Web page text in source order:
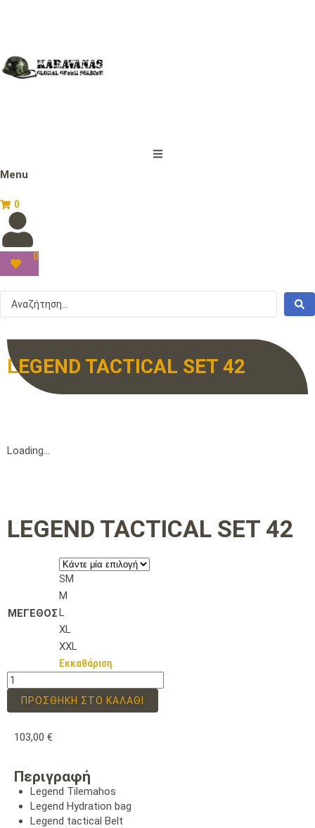
Menu
0
0
LEGEND TACTICAL SET 42
Loading...
LEGEND TACTICAL SET 42
ΜΕΓΕΘΟΣ
SM
M
L
XL
XXL
Εκκαθάριση
ΠΡΟΣΘΉΚΗ ΣΤΟ ΚΑΛΆΘΙ
103,00 €
Περιγραφή
Legend Tilemahos
Legend Hydration bag
Legend tactical Belt